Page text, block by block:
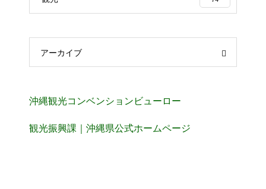
アーカイブ
沖縄観光コンベンションビューロー
観光振興課｜沖縄県公式ホームページ